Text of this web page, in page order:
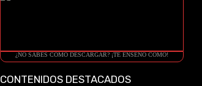
¿NO SABES COMO DESCARGAR? ¡TE ENSEÑO COMO!
CONTENIDOS DESTACADOS